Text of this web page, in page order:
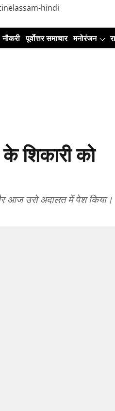
नौकरी पूर्वोत्तर समाचार मनोरंजन
शिकारी को
आज उसे अदालत में पेश किया।